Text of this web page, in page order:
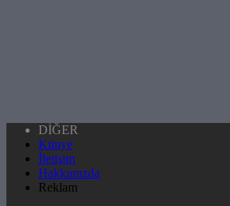
DİĞER
Künye
İletişim
Hakkımızda
Reklam